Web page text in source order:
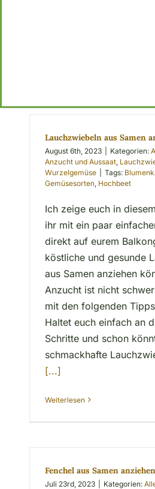
Lauchzwiebeln aus Samen
August 6th, 2023 Kategorien:
Anzucht und Aussaat
Wurzelgemüse
Tags:
Gemüsesorten Hochbeet
Ich zeige euch in
ihr mit ein paar
direkt auf eurem
köstliche und gesunde
aus Samen anziehen
Anzucht ist nicht
mit den folgenden
Haltet euch einfach an
Schritte und schon
schmackhafte
[...]
Weiterlesen
Fenchel aus Samen anziehen
Juli 23rd, 2023 Kategorien: